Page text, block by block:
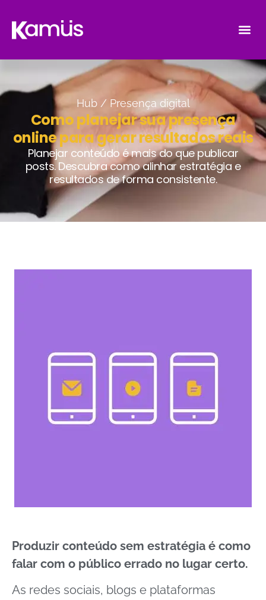
Hub / Presença digital
Como planejar sua presença
online para gerar resultados reais
Planejar conteúdo é mais do que publicar
posts. Descubra como alinhar estratégia e
resultados de forma consistente.
Produzir conteúdo sem estratégia é como
falar com o público errado no lugar certo.
As redes sociais, blogs e plataformas